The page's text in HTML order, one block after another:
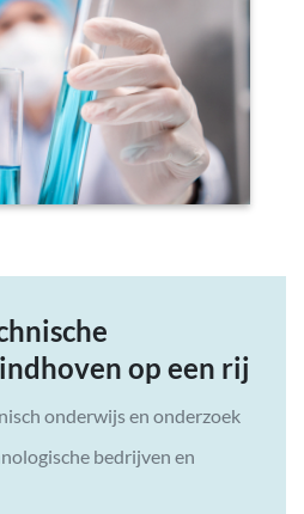
op een rij
onderwijs en onderzoek
bedrijven en